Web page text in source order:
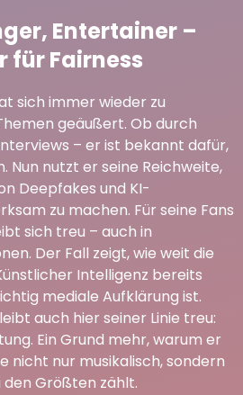
Entertainer –
für Fairness
sich immer wieder zu
geäußert. Ob durch
– er ist bekannt dafür,
Nun nutzt er seine Reichweite,
Deepfakes und KI-
zu machen. Für seine Fans
sich treu – auch in
Der Fall zeigt, wie weit die
Intelligenz bereits
mediale Aufklärung ist.
auch hier seiner Linie treu:
Ein Grund mehr, warum er
nicht nur musikalisch, sondern
Größten zählt.